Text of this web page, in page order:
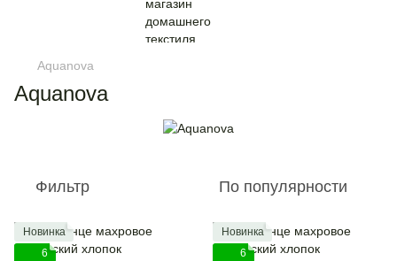
Aquanova
Aquanova
Фильтр По популярности
Новинка
6
Новинка
6